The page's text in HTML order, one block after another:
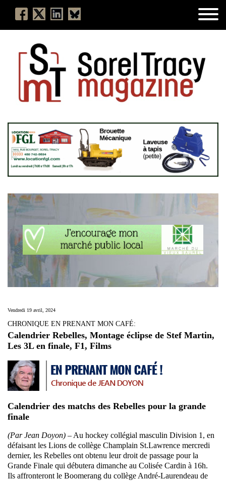
Vendredi 19 avril, 2024
CHRONIQUE EN PRENANT MON CAFÉ:
Calendrier Rebelles, Montage éclipse de Stef Martin,
Les 3L en finale, F1, Films
Calendrier des matchs des Rebelles pour la grande
finale
(Par Jean Doyon) –Au hockey collégial masculin Division 1, en
défaisant les Lions de collège Champlain St.Lawrence mercredi
dernier, les Rebelles ont obtenu leur droit de passage pour la
Grande Finale qui débutera dimanche au Colisée Cardin à 16h.
Ils affronteront le Boomerang du collège André-Laurendeau de